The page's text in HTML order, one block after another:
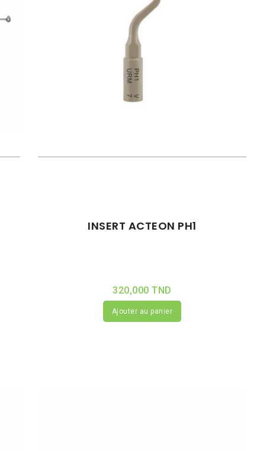
INSERT ACTEON PH1
320,000 TND
Ajouter au panier